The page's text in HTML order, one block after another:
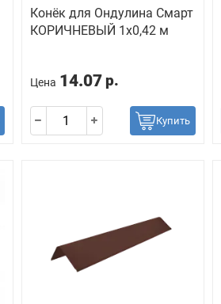
Конёк для Ондулина Смарт
КОРИЧНЕВЫЙ 1х0,42 м
Цена 14.07 р.
Купить